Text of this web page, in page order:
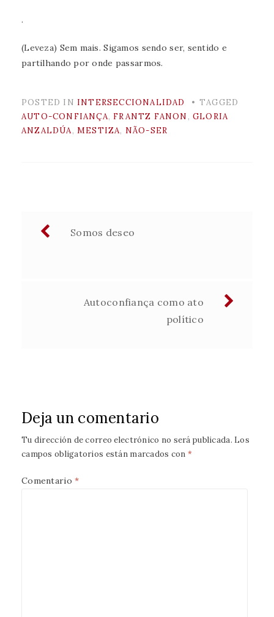
.
(Leveza) Sem mais. Sigamos sendo ser, sentido e
partilhando por onde passarmos.
POSTED IN INTERSECCIONALIDAD
TAGGED
AUTO-CONFIANÇA, FRANTZ FANON ,GLORIA
ANZALDÚA,MESTIZA, NÃO-SER
Navegación
Somos deseo
Autoconfiança como ato
político
Deja un comentario
Tu dirección de correo electrónico no será publicada. Los
campos obligatorios están marcados con *
Comentario*